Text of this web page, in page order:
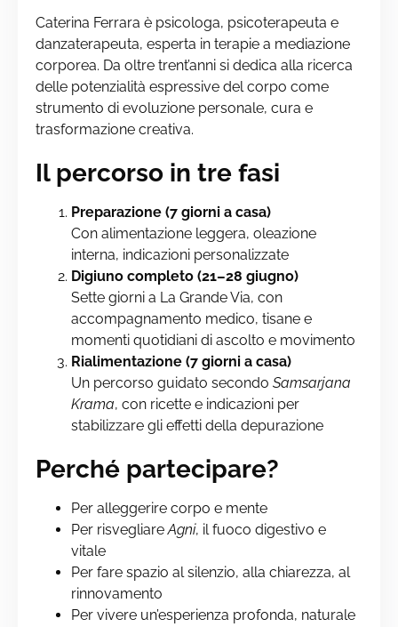
Caterina Ferrara è psicologa, psicoterapeuta e
danzaterapeuta, esperta in terapie a mediazione
corporea. Da oltre trent’anni si dedica alla ricerca
delle potenzialità espressive del corpo come
strumento di evoluzione personale, cura e
trasformazione creativa.
Il percorso in tre fasi
Preparazione (7 giorni a casa)
Con alimentazione leggera, oleazione
interna, indicazioni personalizzate
Digiuno completo (21–28 giugno)
Sette giorni a La Grande Via, con
accompagnamento medico, tisane e
momenti quotidiani di ascolto e movimento
Rialimentazione (7 giorni a casa)
Un percorso guidato secondo Samsarjana
Krama, con ricette e indicazioni per
stabilizzare gli effetti della depurazione
Perché partecipare?
Per alleggerire corpo e mente
Per risvegliareAgni, il fuoco digestivo e
vitale
Per fare spazio al silenzio, alla chiarezza, al
rinnovamento
Per vivere un’esperienza profonda, naturale